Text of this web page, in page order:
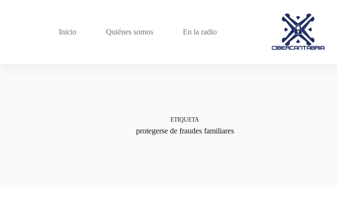
Inicio
Quiénes somos En la radio
ETIQUETA
protegerse de fraudes familiares